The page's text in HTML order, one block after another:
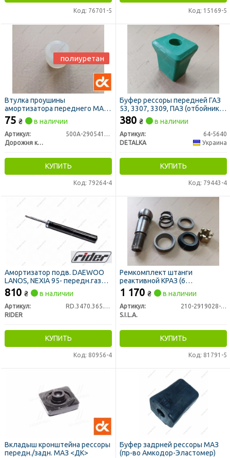
Код: 76701-5 Код: 15169-5
Втулка проушины
амортизатора переднего МАЗ
полиуретан (ДК)
75 ₴ в наличии
Артикул:
500А-2905410-02
Дорожня карта
КУПИТЬ
Код: 79264-4
полиуретан
Буфер рессоры передней ГАЗ
53, 3307, 3309, ПАЗ (отбойник,
резина NBR) (DETALKA)
380 ₴ в наличии
Артикул:
64-5640
DETALKA
Украина
КУПИТЬ
Код: 79443-4
Амортизатор подв. DAEWOO
LANOS, NEXIA 95- передн.газ
(RIDER)
810 ₴ в наличии
Артикул:
RD.3470.365.501
RIDER
КУПИТЬ
Код: 80956-4
Ремкомплект штанги
реактивной КРАЗ (6
наименований,
(пр-во S.I.L.A. AC)
1 170 ₴ в наличии
Артикул:
210-2919028-РК
S.I.L.A.
КУПИТЬ
Код: 81791-5
Вкладыш кронштейна рессоры
передн./задн. МАЗ <ДК>
Буфер задрней рессоры МАЗ
(пр-во Амкодор-Эластомер)